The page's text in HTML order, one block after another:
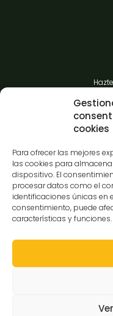
cookies
Para ofrecer las mejores
las cookies para
dispositivo. El
procesar datos como el
identificaciones únicas en
consentimiento, puede
características y funciones.